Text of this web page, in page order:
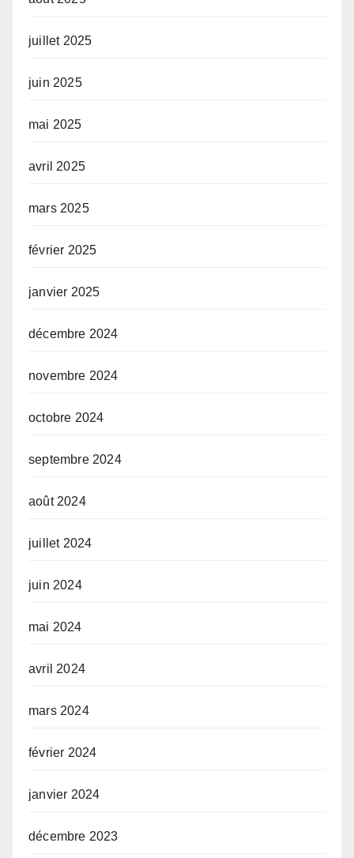
juillet 2025
juin 2025
mai 2025
avril 2025
mars 2025
février 2025
janvier 2025
décembre 2024
novembre 2024
octobre 2024
septembre 2024
août 2024
juillet 2024
juin 2024
mai 2024
avril 2024
mars 2024
février 2024
janvier 2024
décembre 2023